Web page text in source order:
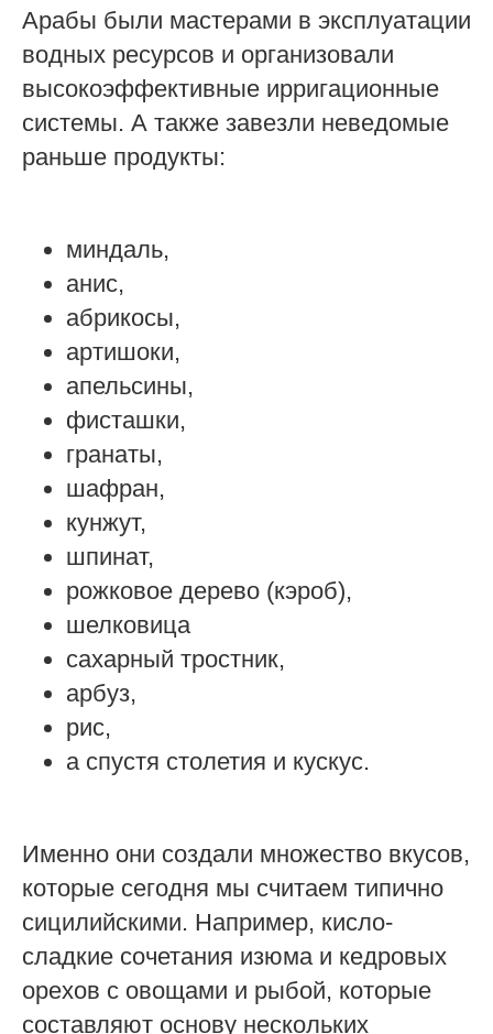
Арабы были мастерами в эксплуатации
водных ресурсов и организовали
высокоэффективные ирригационные
системы. А также завезли неведомые
раньше продукты:
миндаль,
анис,
абрикосы,
артишоки,
апельсины,
фисташки,
гранаты,
шафран,
кунжут,
шпинат,
рожковое дерево (кэроб),
шелковица
сахарный тростник,
арбуз,
рис,
а спустя столетия и кускус.
Именно они создали множество вкусов,
которые сегодня мы считаем типично
сицилийскими. Например, кисло-
сладкие сочетания изюма и кедровых
орехов с овощами и рыбой, которые
составляют основу нескольких